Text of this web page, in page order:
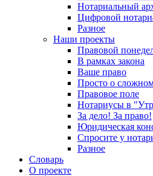
Нотариальный
Цифровой
Разное
Наши проекты
Правовой
В рамках закона
Ваше право
Просто о
Правовое поле
Нотариусы в
За дело! За право!
Юридическая
Спросите у
Разное
Словарь
О проекте